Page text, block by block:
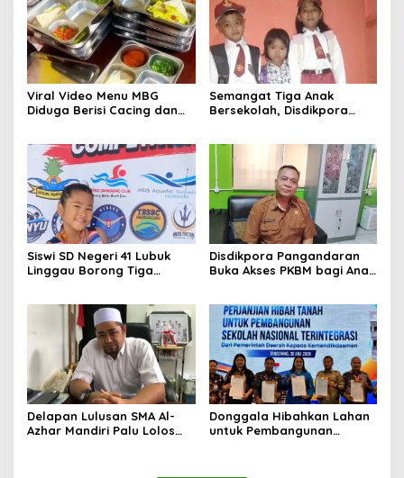
Viral Video Menu MBG
Diduga Berisi Cacing dan
Semangat Tiga Anak
Bersekolah, Disdikpora
Siswi SD Negeri 41 Lubuk
Linggau Borong Tiga
Indonesia Palembang
Disdikpora Pangandaran
Buka Akses PKBM bagi Anak
Delapan Lulusan SMA Al-
Azhar Mandiri Palu Lolos
Donggala Hibahkan Lahan
untuk Pembangunan